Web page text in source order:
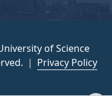
of Science
｜ Privacy Policy